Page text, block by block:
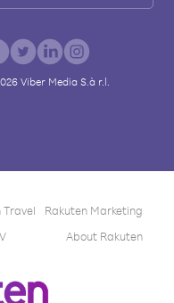
Viber Media S.à r.l.
Travel
Rakuten Marketing
About Rakuten